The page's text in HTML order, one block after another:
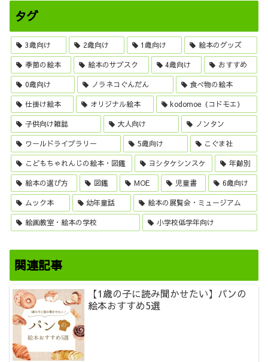
タグ
3歳向け 2歳向け 1歳向け 絵本のグッズ
季節の絵本 絵本のサブスク 4歳向け おすすめ
0歳向け ノラネコぐんだん 食べ物の絵本
仕掛け絵本 オリジナル絵本 kodomoe（コドモエ）
子供向け雑誌 大人向け ノンタン
ワールドライブラリー 5歳向け こぐま社
こどもちゃれんじの絵本・図鑑 ヨシタケシンスケ 年齢別
絵本の選び方 図鑑 MOE 児童書 6歳向け
ムック本 幼年童話 絵本の展覧会・ミュージアム
絵画教室・絵本の学校 小学校低学年向け
関連記事
【1歳の子に読み聞かせたい】パンの
絵本おすすめ5選